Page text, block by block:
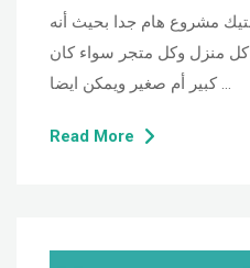
مشروع هام جدا بحيث أنه
كل منزل وكل متجر سواء كان
كبير أم صغير ويمكن ايضا …
Read More